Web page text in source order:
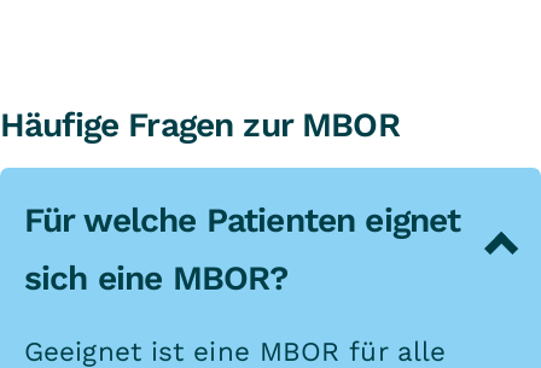
Häufige Fragen zur MBOR
Für welche Patienten eignet
sich eine MBOR?
Geeignet ist eine MBOR für alle